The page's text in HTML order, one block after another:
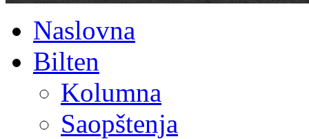
Naslovna
Bilten
Kolumna
Saopštenja